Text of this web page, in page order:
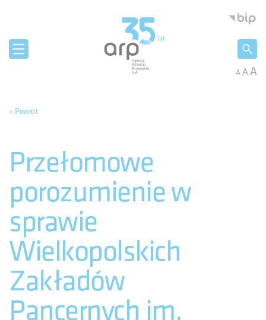
AAA
< Powrót
Przełomowe
porozumienie w
sprawie
Wielkopolskich
Zakładów
Pancernych im.